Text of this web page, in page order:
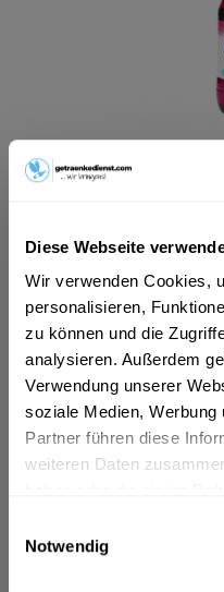
Diese Webseite
Wir verwenden Cookies,
personalisieren,
zu können und die
analysieren. Außerdem
Verwendung unserer
soziale Medien, Werbung
Partner führen diese
weiteren Daten
Notwendig
ab 8,19 € *
Inhalt:
5.5 Liter (1,49 € * / 1 Liter)
MEHRWEG
In den Warenkorb
Artikel-Nr.:
Verfügbar in: